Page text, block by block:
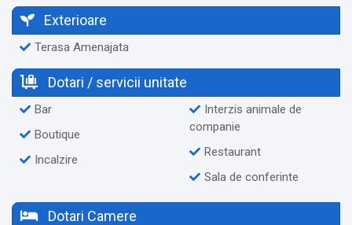
Exterioare
Terasa Amenajata
Dotari / servicii unitate
Bar
Boutique
Incalzire
Interzis animale de
companie
Restaurant
Sala de conferinte
Dotari Camere